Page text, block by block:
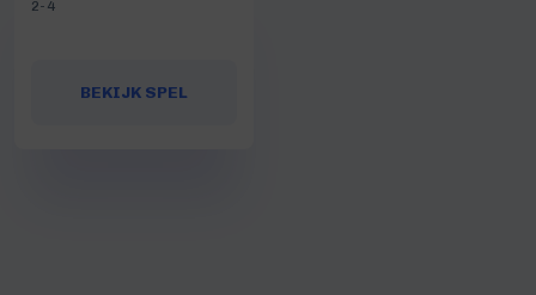
2-4
BEKIJK SPEL